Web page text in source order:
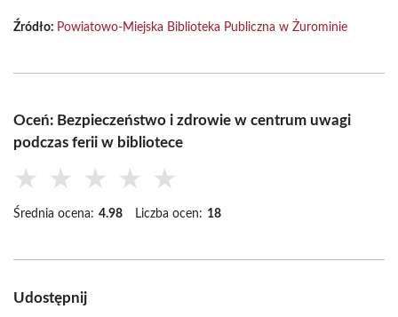
Źródło: Powiatowo-Miejska Biblioteka Publiczna w Żurominie
Oceń: Bezpieczeństwo i zdrowie w centrum uwagi
podczas ferii w bibliotece
★ ★ ★ ★ ★
Średnia ocena: 4.98 Liczba ocen: 18
Udostępnij